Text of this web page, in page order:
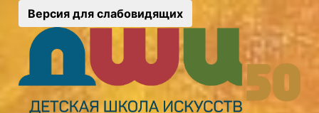
Версия для слабовидящих